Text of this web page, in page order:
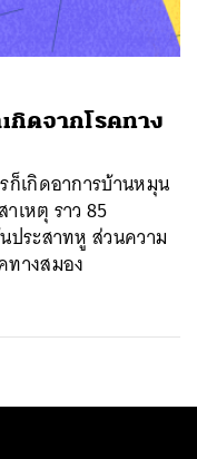
กิดจากโรคทาง
ก็เกิดอาการบ้านหมุน
เหตุ ราว 85
ประสาทหู ส่วนความ
ทางสมอง
EMAIL